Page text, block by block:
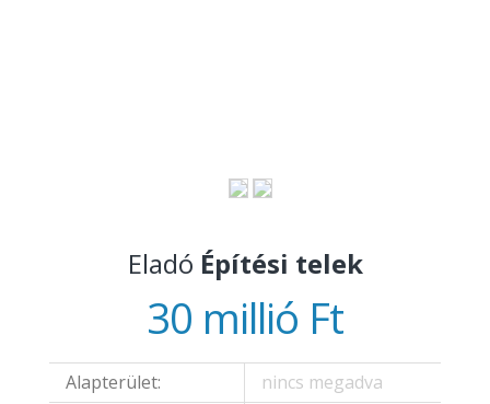
Eladó Építési telek
30 millió Ft
Alapterület:
nincs megadva